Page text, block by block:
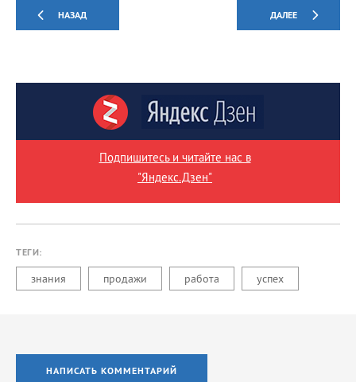
НАЗАД ДАЛЕЕ
Подпишитесь и читайте нас в
"Яндекс.Дзен"
ТЕГИ:
знания продажи работа успех
НАПИСАТЬ КОММЕНТАРИЙ